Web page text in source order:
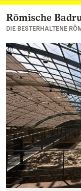
Zum
Römische
DIE BESTERHALTENE